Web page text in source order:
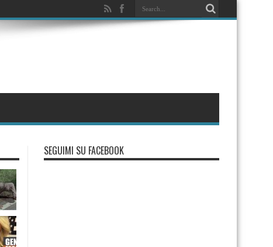
SEGUIMI SU FACEBOOK